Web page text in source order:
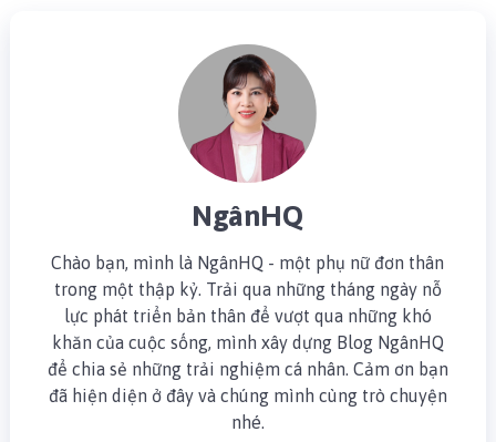
NgânHQ
Chào bạn, mình là NgânHQ - một phụ nữ đơn thân
trong một thập kỷ. Trải qua những tháng ngày nỗ
lực phát triển bản thân để vượt qua những khó
khăn của cuộc sống, mình xây dựng Blog NgânHQ
để chia sẻ những trải nghiệm cá nhân. Cảm ơn bạn
đã hiện diện ở đây và chúng mình cùng trò chuyện
nhé.